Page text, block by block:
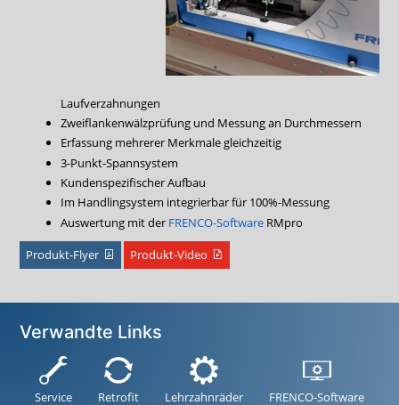
Laufverzahnungen
Zweiflankenwälzprüfung und Messung an Durchmessern
Erfassung mehrerer Merkmale gleichzeitig
3-Punkt-Spannsystem
Kundenspezifischer Aufbau
Im Handlingsystem integrierbar für 100%-Messung
Auswertung mit der FRENCO-SoftwareRMpro
Produkt-Flyer
Produkt-Video
Verwandte Links
Service Retrofit Lehrzahnräder FRENCO-Software